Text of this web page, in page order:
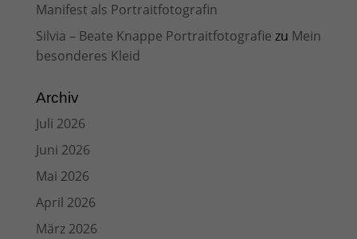
Manifest als Portraitfotografin
Silvia – Beate Knappe Portraitfotografie zu Mein
besonderes Kleid
Archiv
Juli 2026
Juni 2026
Mai 2026
April 2026
März 2026